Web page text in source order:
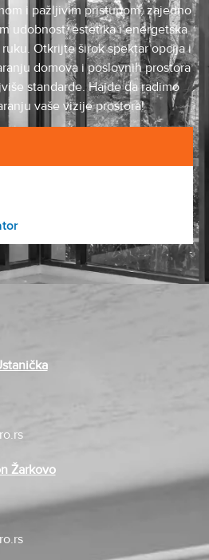
i pažljivim pristupom, zajedno
udobnost, estetika i energetska
Otkrijte širok spektar opcija i
domova i poslovnih prostora
standarde. Hajde da radimo
vaše vizije prostora!
Žarkovo